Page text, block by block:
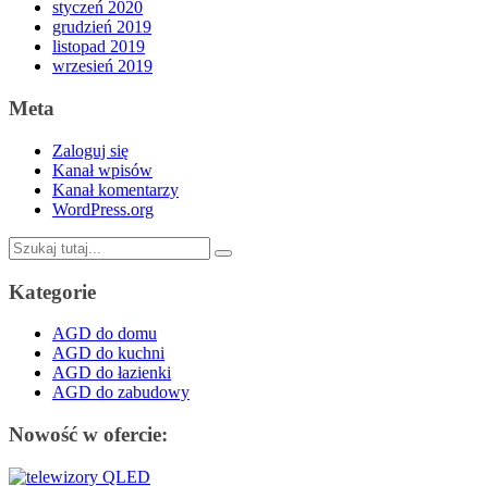
styczeń 2020
grudzień 2019
listopad 2019
wrzesień 2019
Meta
Zaloguj się
Kanał wpisów
Kanał komentarzy
WordPress.org
Szukaj:
Kategorie
AGD do domu
AGD do kuchni
AGD do łazienki
AGD do zabudowy
Nowość w ofercie: